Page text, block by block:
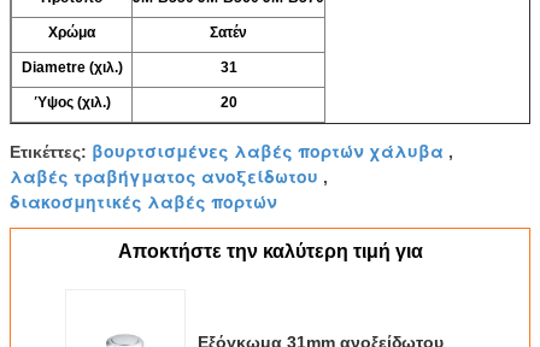
Χρώμα Σατέν
Diametre (χιλ.) 31
Ύψος (χιλ.) 20
Ετικέττες: βουρτσισμένες λαβές πορτών χάλυβα ,
λαβές τραβήγματος ανοξείδωτου ,
διακοσμητικές λαβές πορτών
Αποκτήστε την καλύτερη τιμή για
Εξόγκωμα 31mm ανοξείδωτου